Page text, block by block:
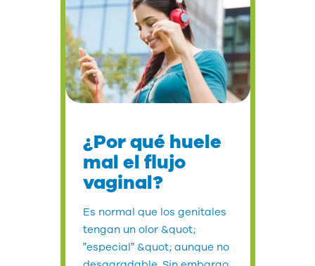
¿Por qué huele
mal el flujo
vaginal?
Es normal que los genitales
tengan un olor &quot;
”especial” &quot; aunque no